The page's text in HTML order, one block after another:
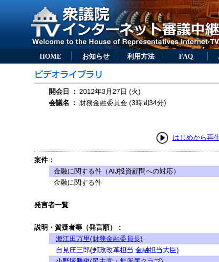
HOME お知らせ 利用方法 FAQ
開会日 ： 2012年3月27日 (火)
会議名
： 財務金融委員会 (3時間34分)
はじめから再
案件：
金融に関する件（AIJ投資顧問への対応）
金融に関する件
発言者一覧
説明・質疑者等（発言順）：
海江田万里(財務金融委員長)
自見庄三郎(郵政改革担当 金融担当大臣)